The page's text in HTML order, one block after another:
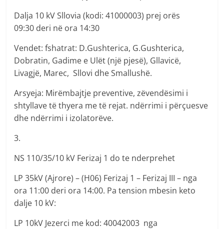
Dalja 10 kV Sllovia (kodi: 41000003) prej orës
09:30 deri në ora 14:30
Vendet: fshatrat: D.Gushterica, G.Gushterica,
Dobratin, Gadime e Ulët (një pjesë), Gllavicë,
Livagjë, Marec, Sllovi dhe Smallushë.
Arsyeja: Mirëmbajtje preventive, zëvendësimi i
shtyllave të thyera me të rejat. ndërrimi i përçuesve
dhe ndërrimi i izolatorëve.
3.
NS 110/35/10 kV Ferizaj 1 do te nderprehet
LP 35kV (Ajrore) – (H06) Ferizaj 1 – Ferizaj III – nga
ora 11:00 deri ora 14:00. Pa tension mbesin keto
dalje 10 kV:
LP 10kV Jezerci me kod: 40042003 nga